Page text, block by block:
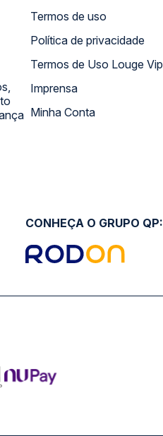
Termos de uso
Política de privacidade
Termos de Uso Louge Vip
Imprensa
Minha Conta
CONHEÇA O GRUPO QP: